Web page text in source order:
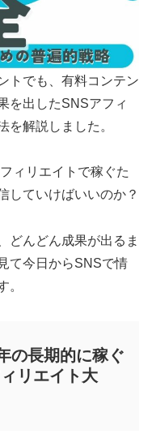
トでも、有料コンテン
を出したSNSアフィ
を解説しました。
ィリエイトで稼ぐた
していけばいいのか？
どんどん成果が出るま
て今日からSNSで情
。
の長期的に稼ぐ
リエイト大